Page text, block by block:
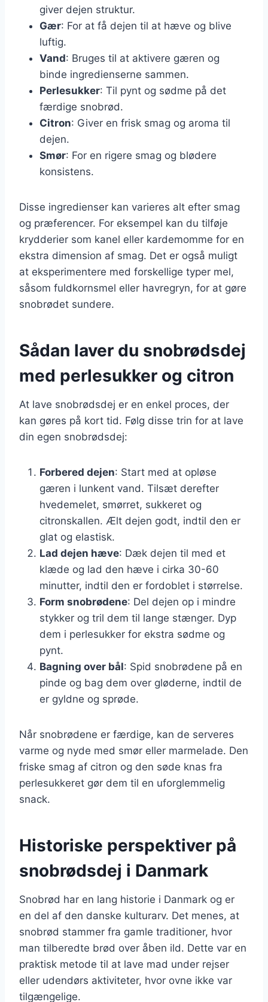
giver dejen struktur.
Gær: For at få dejen til at hæve og blive
luftig.
Vand: Bruges til at aktivere gæren og
binde ingredienserne sammen.
Perlesukker: Til pynt og sødme på det
færdige snobrød.
Citron: Giver en frisk smag og aroma til
dejen.
Smør: For en rigere smag og blødere
konsistens.
Disse ingredienser kan varieres alt efter smag
og præferencer. For eksempel kan du tilføje
krydderier som kanel eller kardemomme for en
ekstra dimension af smag. Det er også muligt
at eksperimentere med forskellige typer mel,
såsom fuldkornsmel eller havregryn, for at gøre
snobrødet sundere.
Sådan laver du snobrødsdej
med perlesukker og citron
At lave snobrødsdej er en enkel proces, der
kan gøres på kort tid. Følg disse trin for at lave
din egen snobrødsdej:
Forbered dejen: Start med at opløse
gæren i lunkent vand. Tilsæt derefter
hvedemelet, smørret, sukkeret og
citronskallen. Ælt dejen godt, indtil den er
glat og elastisk.
Lad dejen hæve: Dæk dejen til med et
klæde og lad den hæve i cirka 30-60
minutter, indtil den er fordoblet i størrelse.
Form snobrødene: Del dejen op i mindre
stykker og tril dem til lange stænger. Dyp
dem i perlesukker for ekstra sødme og
pynt.
Bagning over bål: Spid snobrødene på en
pinde og bag dem over gløderne, indtil de
er gyldne og sprøde.
Når snobrødene er færdige, kan de serveres
varme og nyde med smør eller marmelade. Den
friske smag af citron og den søde knas fra
perlesukkeret gør dem til en uforglemmelig
snack.
Historiske perspektiver på
snobrødsdej i Danmark
Snobrød har en lang historie i Danmark og er
en del af den danske kulturarv. Det menes, at
snobrød stammer fra gamle traditioner, hvor
man tilberedte brød over åben ild. Dette var en
praktisk metode til at lave mad under rejser
eller udendørs aktiviteter, hvor ovne ikke var
tilgængelige.